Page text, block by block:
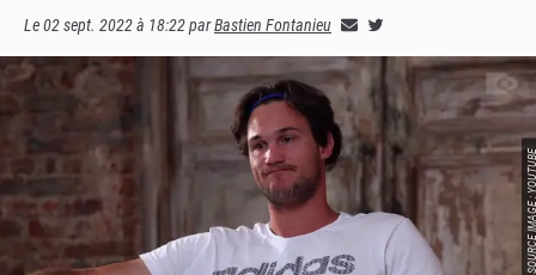
Le02 sept. 2022 à 18:22parBastien Fontanieu
SOURCE